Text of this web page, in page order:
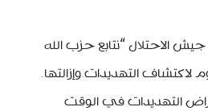
الاحتلال “نتابع حزب الله
التهديدات وإزالتها.
التهديدات في الوقت